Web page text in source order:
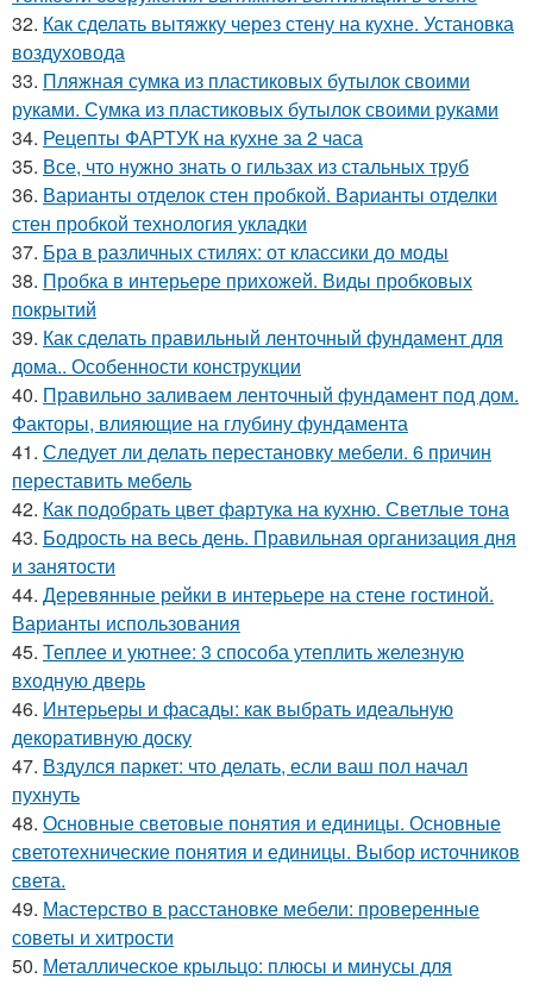
32. Как сделать вытяжку через стену на кухне. Установка
воздуховода
33. Пляжная сумка из пластиковых бутылок своими
руками. Сумка из пластиковых бутылок своими руками
34. Рецепты ФАРТУК на кухне за 2 часа
35. Все, что нужно знать о гильзах из стальных труб
36. Варианты отделок стен пробкой. Варианты отделки
стен пробкой технология укладки
37. Бра в различных стилях: от классики до моды
38. Пробка в интерьере прихожей. Виды пробковых
покрытий
39. Как сделать правильный ленточный фундамент для
дома.. Особенности конструкции
40. Правильно заливаем ленточный фундамент под дом.
Факторы, влияющие на глубину фундамента
41. Следует ли делать перестановку мебели. 6 причин
переставить мебель
42. Как подобрать цвет фартука на кухню. Светлые тона
43. Бодрость на весь день. Правильная организация дня
и занятости
44. Деревянные рейки в интерьере на стене гостиной.
Варианты использования
45. Теплее и уютнее: 3 способа утеплить железную
входную дверь
46. Интерьеры и фасады: как выбрать идеальную
декоративную доску
47. Вздулся паркет: что делать, если ваш пол начал
пухнуть
48. Основные световые понятия и единицы. Основные
светотехнические понятия и единицы. Выбор источников
света.
49. Мастерство в расстановке мебели: проверенные
советы и хитрости
50. Металлическое крыльцо: плюсы и минусы для